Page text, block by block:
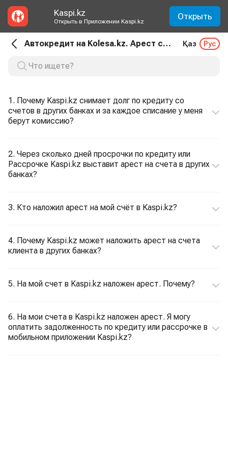
Kaspi.kz
Открыть в Приложении Kaspi.kz Открыть
Автокредит на Kolesa.kz. Арест счетов Қаз Рус
1. Почему Kaspi.kz снимает долг по кредиту со
счетов в других банках и за каждое списание у меня
берут комиссию?
2. Через сколько дней просрочки по кредиту или
Рассрочке Kaspi.kz выставит арест на счета в других
банках?
3. Кто наложил арест на мой счёт в Kaspi.kz?
4. Почему Kaspi.kz может наложить арест на счета
клиента в других банках?
5. На мой счет в Kaspi.kz наложен арест. Почему?
6. На мои счета в Kaspi.kz наложен арест. Я могу
оплатить задолженность по кредиту или рассрочке в
мобильном приложении Kaspi.kz?